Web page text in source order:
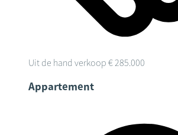
Uit de hand verkoop € 285.000
Appartement